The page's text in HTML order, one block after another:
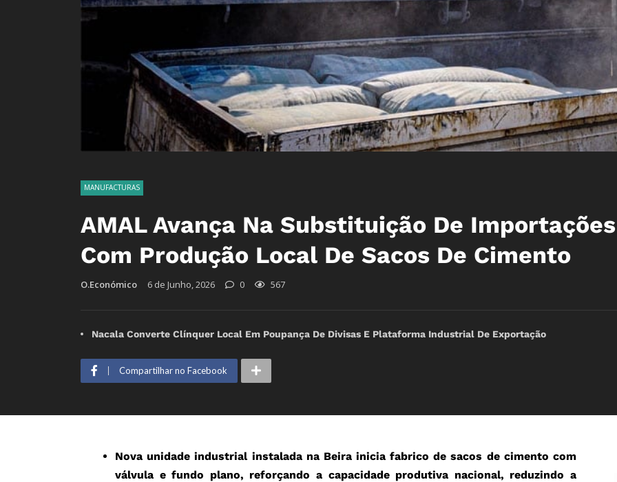
MANUFACTURAS
AMAL Avança Na Substituição De Importações
Com Produção Local De Sacos De Cimento
O.Económico 6 de Junho, 2026 0 567
Nacala Converte Clínquer Local Em Poupança De Divisas E Plataforma Industrial De Exportação
Compartilhar no Facebook
Nova unidade industrial instalada na Beira inicia fabrico de sacos de cimento com
válvula e fundo plano, reforçando a capacidade produtiva nacional, reduzindo a